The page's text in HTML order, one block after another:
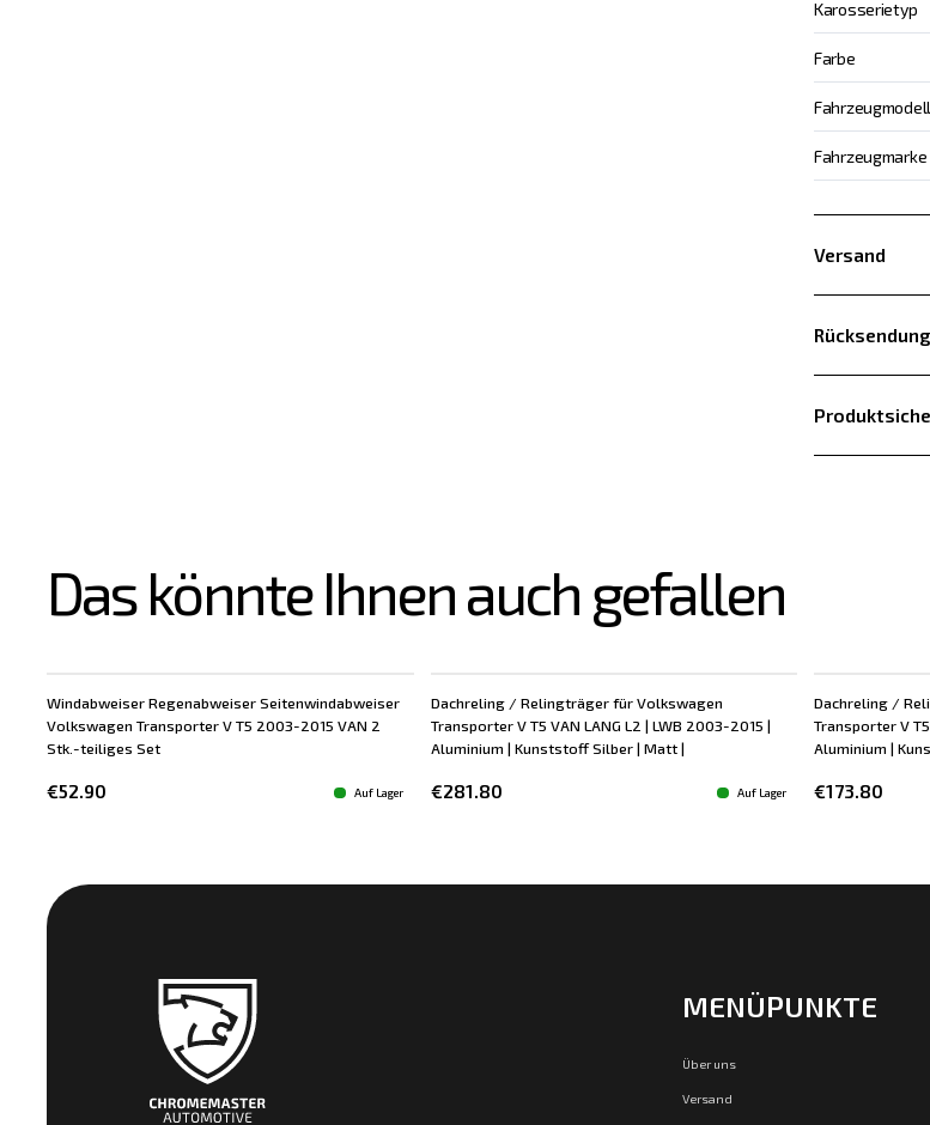
Karosserietyp
Farbe
Fahrzeugmodell
Fahrzeugmarke
Versand
Das könnte Ihnen auch gefallen
Windabweiser Regenabweiser Seitenwindabweiser
Volkswagen Transporter V T5 2003-2015 VAN 2
Stk.-teiliges Set
€52.90 Auf Lager
Dachreling / Relingträger für Volkswagen
Transporter V T5 VAN LANG L2 | LWB 2003-2015 |
Aluminium | Kunststoff Silber | Matt |
€281.80 Auf Lager
Dachreling /
Transporter V
Aluminium |
€173.80
MENÜPUNKTE
Über uns
Versand